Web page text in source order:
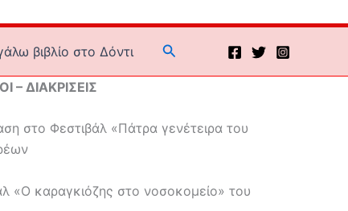
βιβλίο στο Δόντι Αναζήτηση
– ΔΙΑΚΡΙΣΕΙΣ
στο Φεστιβάλ «Πάτρα γενέτειρα του
«Ο καραγκιόζης στο νοσοκομείο» του